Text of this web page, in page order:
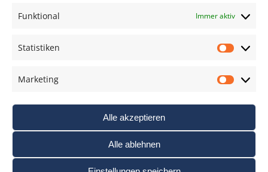
Funktional Immer aktiv
Statistiken
Marketing
Alle akzeptieren
Alle ablehnen